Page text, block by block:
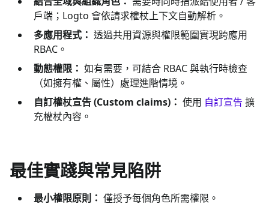
戶端；Logto 會依請求權杖上下文自動解析。
多應用程式： 透過共用資源與權限範圍實現跨應用
RBAC。
動態權限： 如有需要，可結合 RBAC 與執行時檢查
（如擁有權、屬性）處理進階情境。
自訂權杖宣告 (Custom claims)： 使用 自訂宣告 擴
充權杖內容。
最佳實踐與常見陷阱
最小權限原則： 僅授予每個角色所需權限。